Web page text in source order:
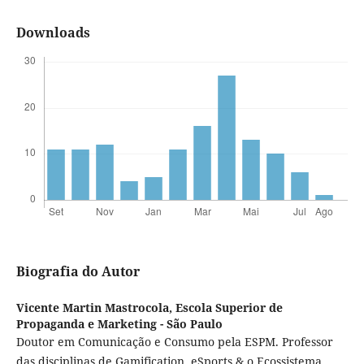
Downloads
Biografia do Autor
Vicente Martin Mastrocola, Escola Superior de
Propaganda e Marketing - São Paulo
Doutor em Comunicação e Consumo pela ESPM. Professor